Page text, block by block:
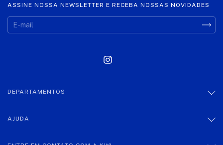
ASSINE NOSSA NEWSLETTER E RECEBA NOSSAS NOVIDADES
DEPARTAMENTOS
AJUDA